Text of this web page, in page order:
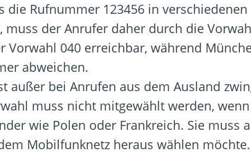
Rufnummer 123456 in verschiedenen
der Anrufer daher durch die
040 erreichbar, während
abweichen.
bei Anrufen aus dem Ausland
muss nicht mitgewählt werden,
wie Polen oder Frankreich. Sie muss
Mobilfunknetz heraus wählen möchte.